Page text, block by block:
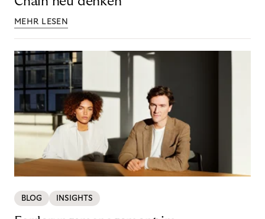
MEHR LESEN
BLOG INSIGHTS